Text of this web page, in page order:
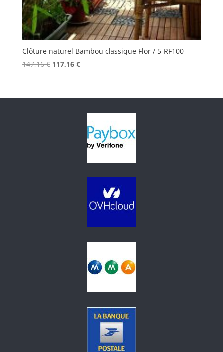
Clôture naturel Bambou classique Flor / 5-RF100
147,16€ Le
était :
117,16 €Le
est :